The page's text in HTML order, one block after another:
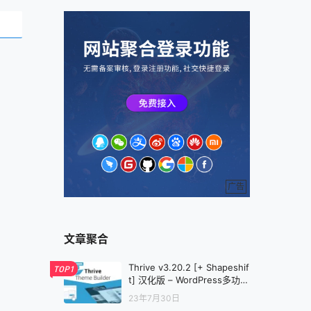
广告
文章聚合
TOP1
Thrive v3.20.2 [+ Shapeshif
t] 汉化版 – WordPress多功能
主题
23年7月30日